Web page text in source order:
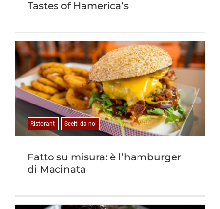
Tastes of Hamerica’s
Fatto su misura: è l’hamburger
di Macinata
Ristoranti Scelti da noi